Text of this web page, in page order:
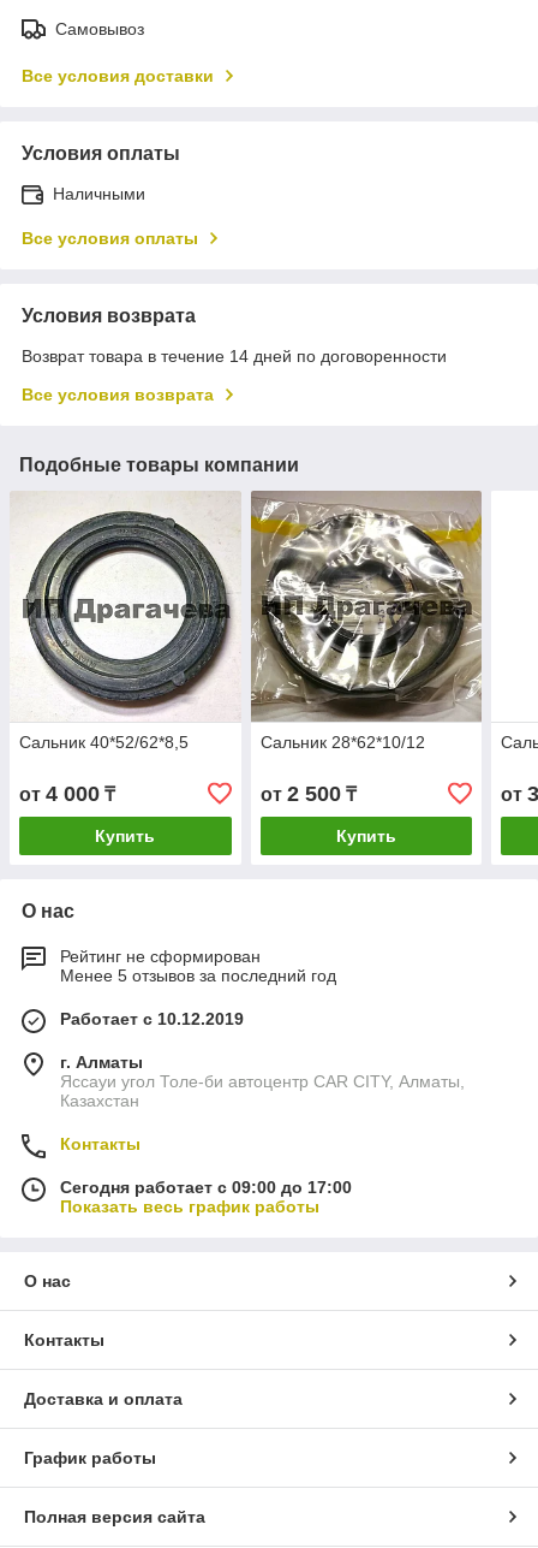
Самовывоз
Все условия доставки
Условия оплаты
Наличными
Все условия оплаты
Условия возврата
Возврат товара в течение 14 дней по договоренности
Все условия возврата
Подобные товары компании
Сальник 40*52/62*8,5
от 4 000 ₸
Купить
Сальник 28*62*10/12
от 2 500₸
Купить
от
О нас
Рейтинг не сформирован
Менее 5 отзывов за последний год
Работает с 10.12.2019
г. Алматы
Яссауи угол Толе-би автоцентр CAR CITY, Алматы,
Казахстан
Контакты
Сегодня работает с 09:00 до 17:00
Показать весь график работы
О нас
Контакты
Доставка и оплата
График работы
Полная версия сайта